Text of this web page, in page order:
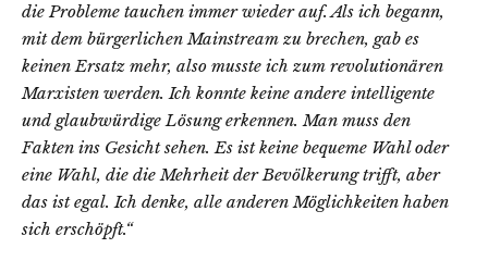
die Probleme tauchen immer wieder auf. Als ich begann,
mit dem bürgerlichen Mainstream zu brechen, gab es
keinen Ersatz mehr, also musste ich zum revolutionären
Marxisten werden. Ich konnte keine andere intelligente
und glaubwürdige Lösung erkennen. Man muss den
Fakten ins Gesicht sehen. Es ist keine bequeme Wahl oder
eine Wahl, die die Mehrheit der Bevölkerung trifft, aber
das ist egal. Ich denke, alle anderen Möglichkeiten haben
sich erschöpft.“